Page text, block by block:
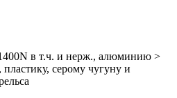
в т.ч. и нерж., алюминию >
серому чугуну и